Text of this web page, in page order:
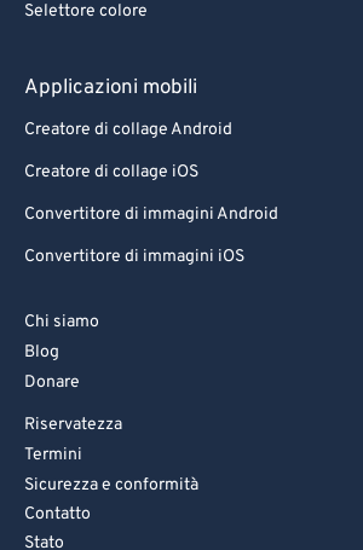
Selettore colore
Applicazioni mobili
Creatore di collage Android
Creatore di collage iOS
Convertitore di immagini Android
Convertitore di immagini iOS
Chi siamo
Blog
Donare
Riservatezza
Termini
Sicurezza e conformità
Contatto
Stato